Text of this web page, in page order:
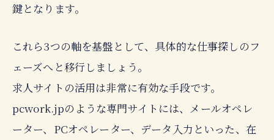
鍵となります。
これら3つの軸を基盤として、具体的な仕事探しのフ
ェーズへと移行しましょう。
求人サイトの活用は非常に有効な手段です。
pcwork.jpのような専門サイトには、メールオペレ
ーター、PCオペレーター、データ入力といった、在